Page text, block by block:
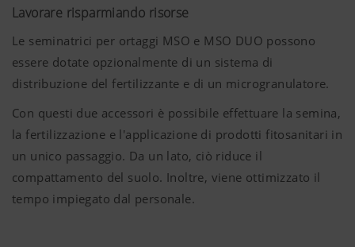
Lavorare risparmiando risorse
Le seminatrici per ortaggi MSO e MSO DUO possono
essere dotate opzionalmente di un sistema di
distribuzione del fertilizzante e di un microgranulatore.
Con questi due accessori è possibile effettuare la semina,
la fertilizzazione e l'applicazione di prodotti fitosanitari in
un unico passaggio. Da un lato, ciò riduce il
compattamento del suolo. Inoltre, viene ottimizzato il
tempo impiegato dal personale.